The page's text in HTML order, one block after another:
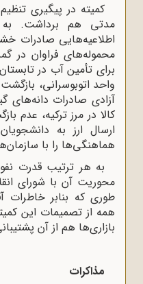
کمیته‌ در پیگیری‌
مدتی هم برداشت. به
اطلاعیه‌هایی‌ صادرات‌
محموله‌های‌ فراوان‌ در
‌برای‌ تأمین‌ آب‌ در
واحد اتوبوسرانی‌،
آزادی‌ صادرات‌ دانه‌های‌
کالا در مرز ترکیه، عدم‌
‌ارسال‌ ارز به‌
هماهنگی‌ها را با
به هر ترتیب قدرت
محوریت آن با شورای
طوری که بنابر خاطرات
همه از تصمیمات این
بازارى‌ها هم از آن
مذاکرات